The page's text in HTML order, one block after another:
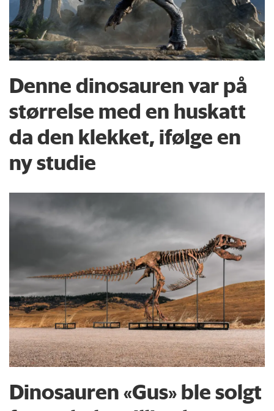
Denne dinosauren var på
størrelse med en huskatt
da den klekket, ifølge en
ny studie
Dinosauren «Gus» ble solgt